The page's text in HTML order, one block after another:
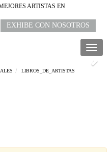
ARTISTAS EN
EXHIBE CON NOSOTROS
LIBROS_DE_ARTISTAS